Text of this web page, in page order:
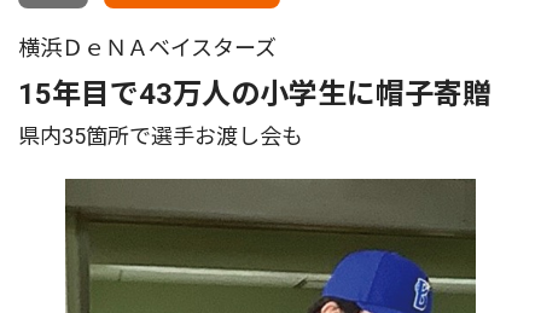
横浜ＤｅＮＡベイスターズ
15年目で43万人の小学生に帽子寄贈
県内35箇所で選手お渡し会も